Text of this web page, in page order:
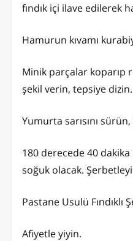
fındık içi ilave edilerek
Hamurun kıvamı
Minik parçalar koparıp
şekil verin, tepsiye dizin.
Yumurta sarısını
180 derecede 40 dakika
soğuk olacak.
Pastane Usulü Fındıklı
Afiyetle yiyin.